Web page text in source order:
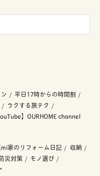
平日17時からの時間割
ラクする旅テク
】OURHOME channel
家のリフォーム日記
収納
災対策
モノ選び